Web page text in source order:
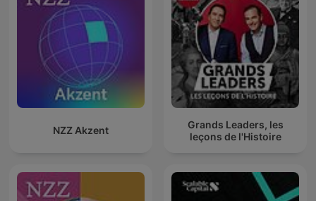
NZZ Akzent
Grands Leaders, les
leçons de l'Histoire